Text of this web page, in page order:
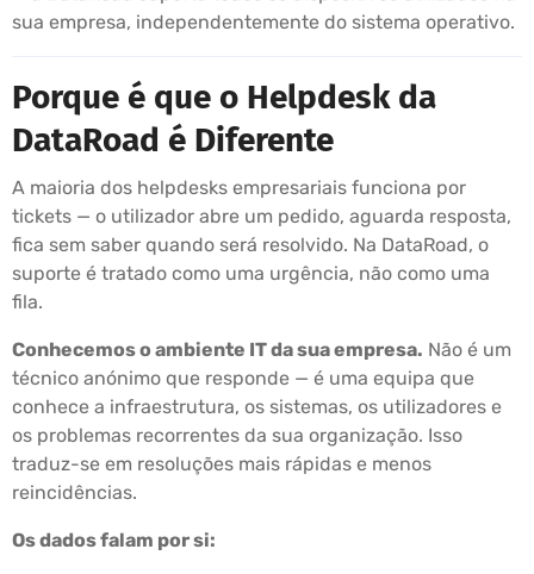
sua empresa, independentemente do sistema operativo.
Porque é que o Helpdesk da
DataRoad é Diferente
A maioria dos helpdesks empresariais funciona por
tickets — o utilizador abre um pedido, aguarda resposta,
fica sem saber quando será resolvido. Na DataRoad, o
suporte é tratado como uma urgência, não como uma
fila.
Conhecemos o ambiente IT da sua empresa. Não é um
técnico anónimo que responde — é uma equipa que
conhece a infraestrutura, os sistemas, os utilizadores e
os problemas recorrentes da sua organização. Isso
traduz-se em resoluções mais rápidas e menos
reincidências.
Os dados falam por si: